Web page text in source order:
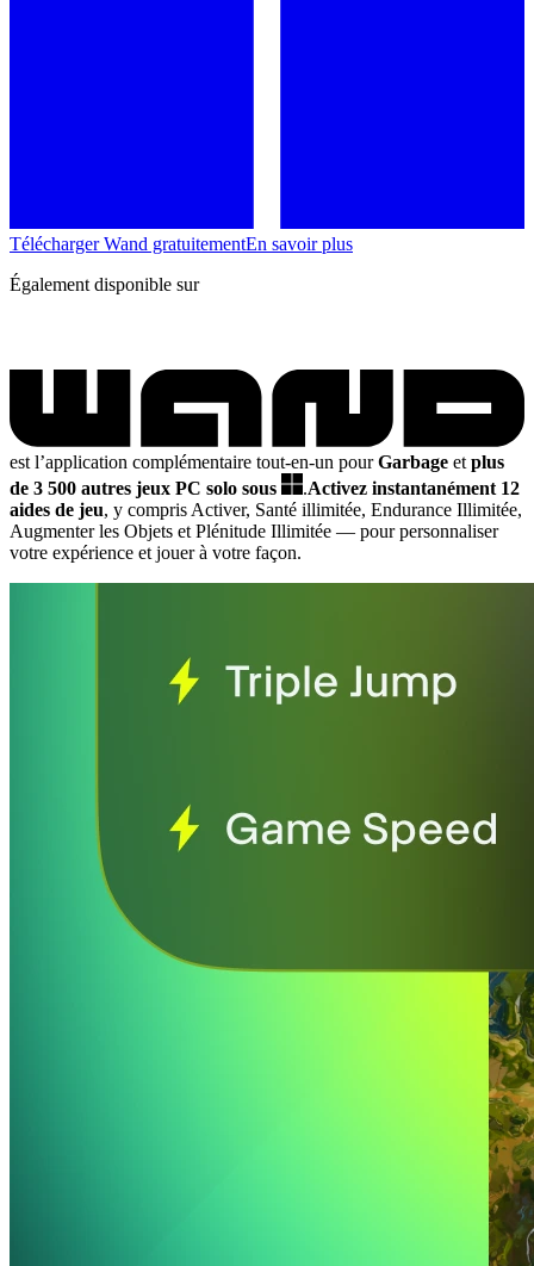
Télécharger Wand gratuitementEn savoir plus
Également disponible sur
est l’application complémentaire tout-en-un pourGarbage et plus
de 3 500 autres jeux PC solo sous
.Activez instantanément 12
aides de jeu, y compris Activer, Santé illimitée, Endurance Illimitée,
Augmenter les Objets et Plénitude Illimitée — pour personnaliser
votre expérience et jouer à votre façon.